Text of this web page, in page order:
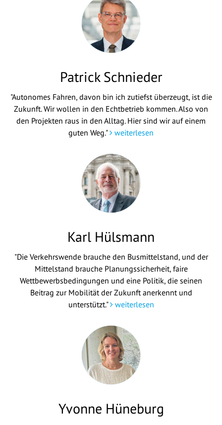
Patrick Schnieder
"Autonomes Fahren, davon bin ich zutiefst überzeugt, ist die
Zukunft. Wir wollen in den Echtbetrieb kommen. Also von
den Projekten raus in den Alltag. Hier sind wir auf einem
guten Weg."
weiterlesen
Karl Hülsmann
"Die Verkehrswende brauche den Busmittelstand, und der
Mittelstand brauche Planungssicherheit, faire
Wettbewerbsbedingungen und eine Politik, die seinen
Beitrag zur Mobilität der Zukunft anerkennt und
unterstützt." weiterlesen
Yvonne Hüneburg